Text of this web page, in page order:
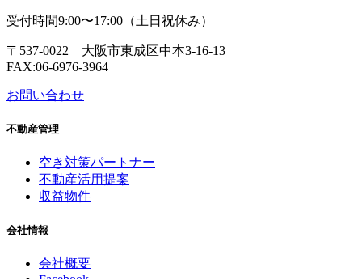
受付時間9:00〜17:00（土日祝休み）
〒537-0022 大阪市東成区中本3-16-13
FAX:06-6976-3964
お問い合わせ
不動産管理
空き対策パートナー
不動産活用提案
収益物件
会社情報
会社概要